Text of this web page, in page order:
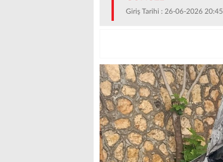
Giriş Tarihi : 26-06-2026 20:45